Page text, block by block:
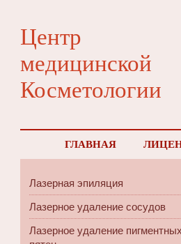
Центр
медицинской
Косметологии
ГЛАВНАЯ
Лазерная эпиляция
Лазерное удаление сосудов
Лазерное удаление пигментных